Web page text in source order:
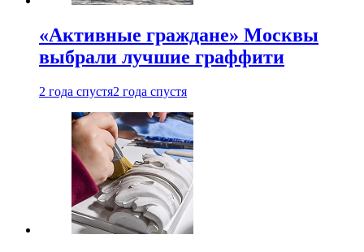
«Активные граждане» Москвы
выбрали лучшие граффити
2 года спустя2 года спустя